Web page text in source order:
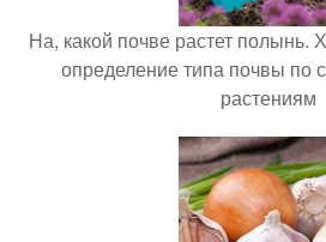
На, какой почве растет полынь.
определение типа почвы по
растениям